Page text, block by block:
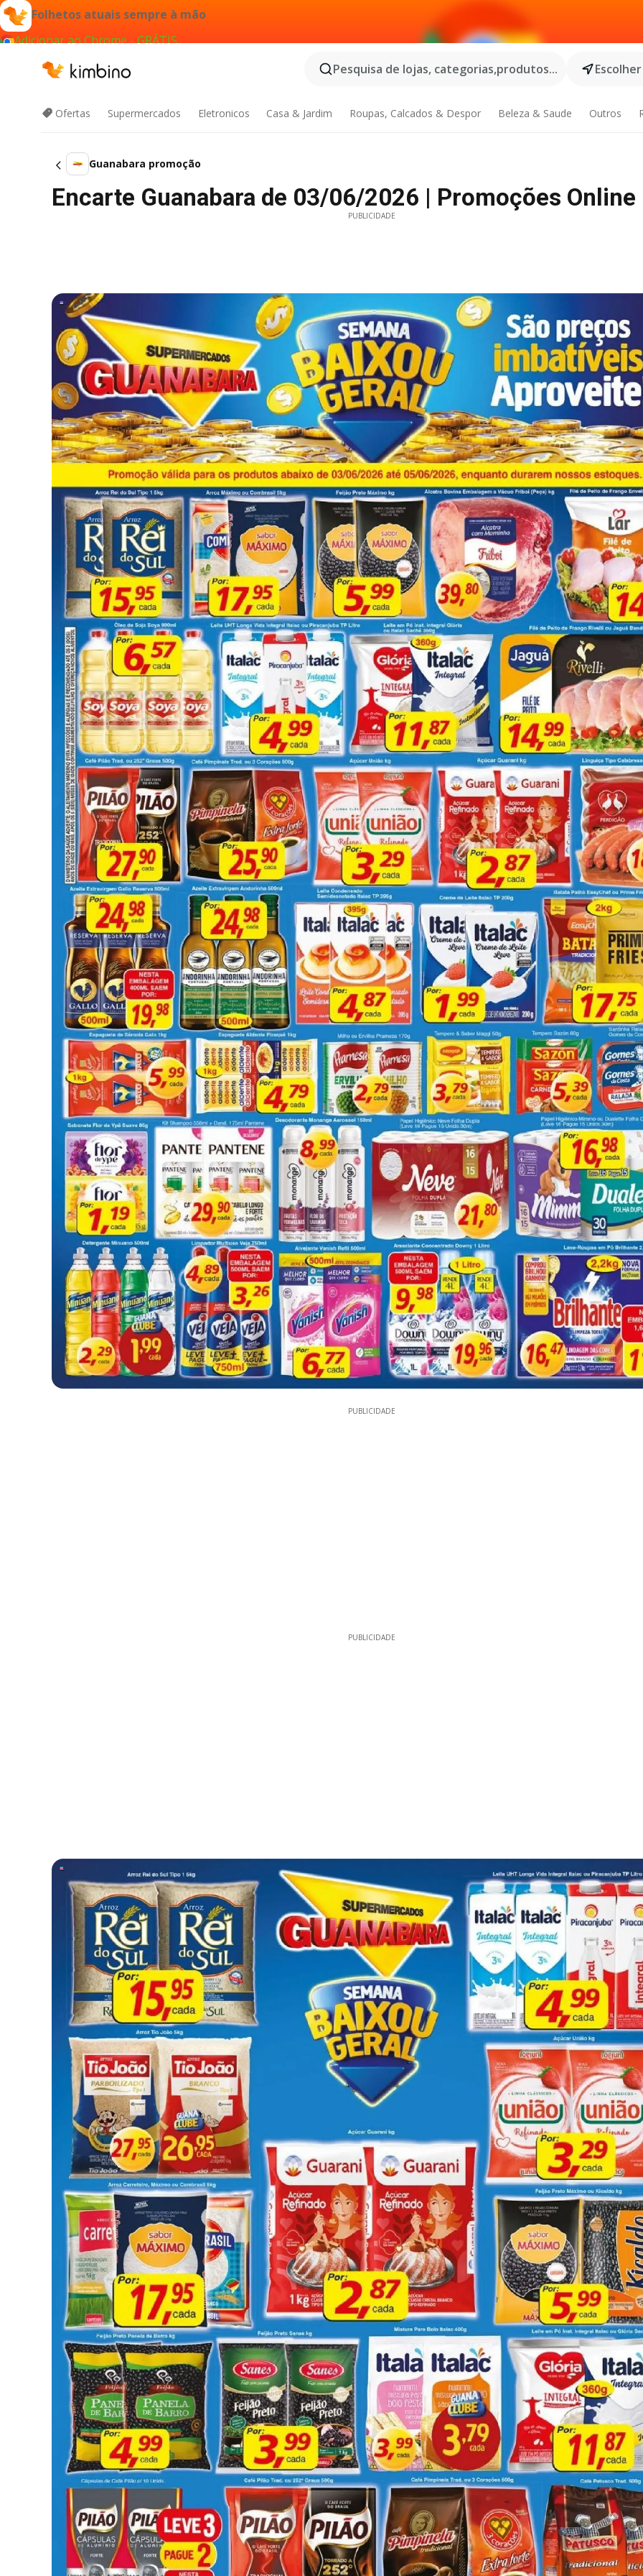
Folhetos atuais sempre à mão
Adicionar ao Chrome - GRÁTIS
Pesquisa de lojas, categorias,produtos...
Ofertas Supermercados Eletronicos Casa & Jardim Roupas, Calcados & Despor Beleza & Saude Outros
Guanabara promoção
Encarte Guanabara de 03/06/2026 | Promoções Online
PUBLICIDADE
PUBLICIDADE
PUBLICIDADE